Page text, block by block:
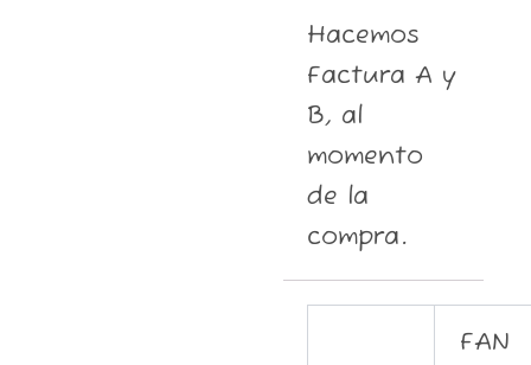
Hacemos
Factura A y
B, al
momento
de la
compra.
FAN